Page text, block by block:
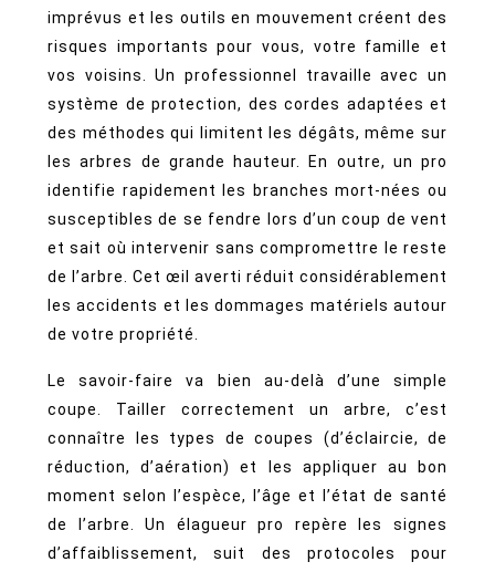
imprévus et les outils en mouvement créent des
risques importants pour vous, votre famille et
vos voisins. Un professionnel travaille avec un
système de protection, des cordes adaptées et
des méthodes qui limitent les dégâts, même sur
les arbres de grande hauteur. En outre, un pro
identifie rapidement les branches mort-nées ou
susceptibles de se fendre lors d’un coup de vent
et sait où intervenir sans compromettre le reste
de l’arbre. Cet œil averti réduit considérablement
les accidents et les dommages matériels autour
de votre propriété.
Le savoir-faire va bien au-delà d’une simple
coupe. Tailler correctement un arbre, c’est
connaître les types de coupes (d’éclaircie, de
réduction, d’aération) et les appliquer au bon
moment selon l’espèce, l’âge et l’état de santé
de l’arbre. Un élagueur pro repère les signes
d’affaiblissement, suit des protocoles pour